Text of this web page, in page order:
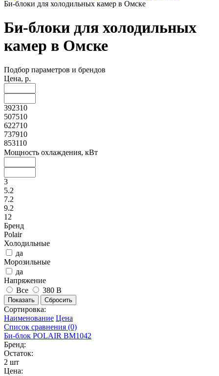
Би-блоки для холодильных камер в Омске
Би-блоки для холодильных
камер в Омске
Подбор параметров и брендов
Цена, р.
392310
507510
622710
737910
853110
Мощность охлаждения, кВт
3
5.2
7.2
9.2
12
Бренд
Polair
Холодильные
да
Морозильные
да
Напряжение
Все
380 В
Сортировка:
Наименование Цена
Список сравнения (0)
Би‑блок POLAIR BM1042
Бренд:
Остаток:
2 шт
Цена: